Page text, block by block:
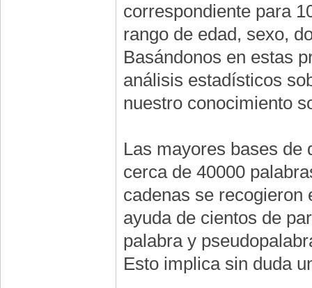
correspondiente para
rango de edad, sexo,
Basándonos en estas
análisis estadísticos
nuestro conocimiento
Las mayores bases de
cerca de 40000
cadenas se recogieron
ayuda de cientos de
palabra y
Esto implica sin duda